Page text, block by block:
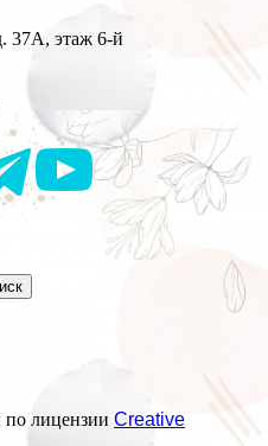
37А, этаж 6-й
по лицензии Creative